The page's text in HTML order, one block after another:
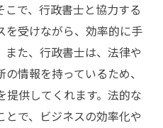
で、行政書士と協力する
を受けながら、効率的に手
た、行政書士は、法律や
情報を持っているため、
供してくれます。法的な
で、ビジネスの効率化や